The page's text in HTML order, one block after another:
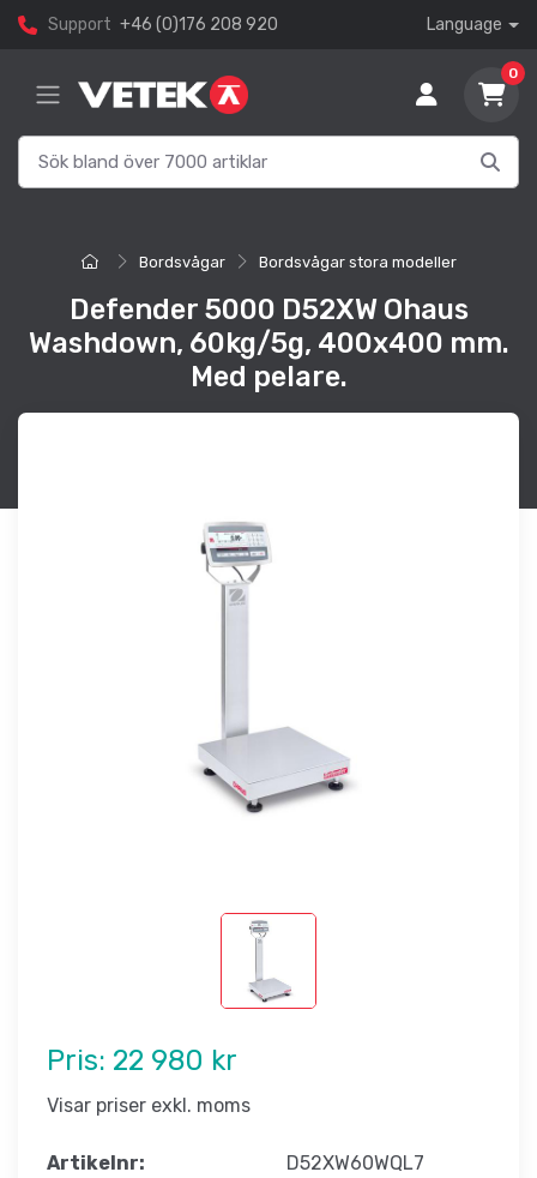
Support +46 (0)176 208 920 Language
0
Bordsvågar Bordsvågar stora modeller
Defender 5000 D52XW Ohaus
Washdown, 60kg/5g, 400x400 mm.
Med pelare.
Pris: 22 980 kr
Visar priser exkl. moms
Artikelnr: D52XW60WQL7